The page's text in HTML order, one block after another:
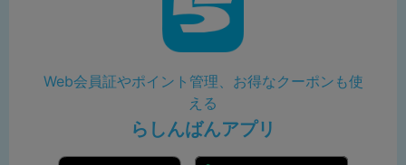
Web会員証やポイント管理、お得なクーポンも使
える
らしんばんアプリ